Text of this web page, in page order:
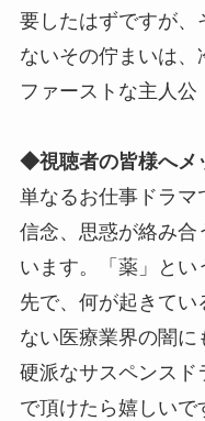
要したはずですが
ないその佇まいは
ファーストな主人公
◆視聴者の皆様へメ
単なるお仕事ドラマ
信念、思惑が絡み合
います。「薬」と
先で、何が起きて
ない医療業界の闇
硬派なサスペンスド
で頂けたら嬉しいで